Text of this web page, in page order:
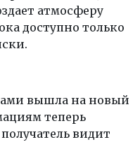
атмосферу
доступно только
вышла на новый
теперь
видит